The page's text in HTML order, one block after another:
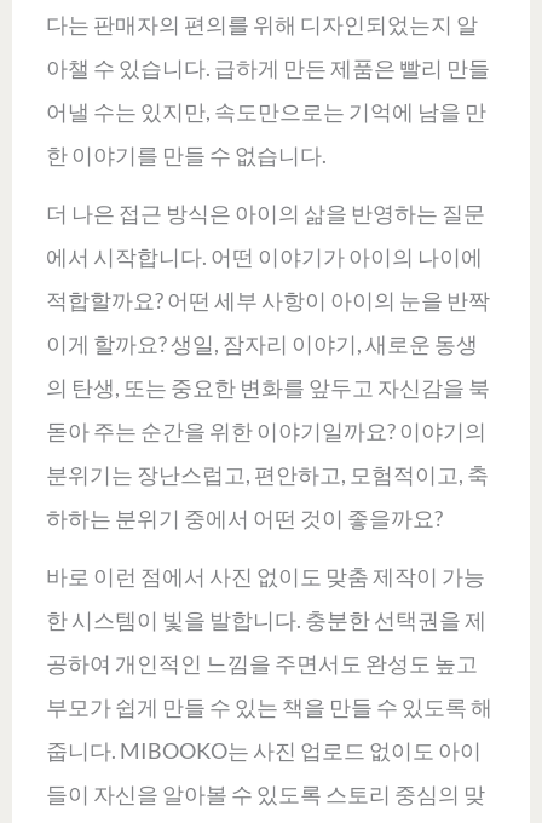
다는 판매자의 편의를 위해 디자인되었는지 알
아챌 수 있습니다. 급하게 만든 제품은 빨리 만들
어낼 수는 있지만, 속도만으로는 기억에 남을 만
한 이야기를 만들 수 없습니다.
더 나은 접근 방식은 아이의 삶을 반영하는 질문
에서 시작합니다. 어떤 이야기가 아이의 나이에
적합할까요? 어떤 세부 사항이 아이의 눈을 반짝
이게 할까요? 생일, 잠자리 이야기, 새로운 동생
의 탄생, 또는 중요한 변화를 앞두고 자신감을 북
돋아 주는 순간을 위한 이야기일까요? 이야기의
분위기는 장난스럽고, 편안하고, 모험적이고, 축
하하는 분위기 중에서 어떤 것이 좋을까요?
바로 이런 점에서 사진 없이도 맞춤 제작이 가능
한 시스템이 빛을 발합니다. 충분한 선택권을 제
공하여 개인적인 느낌을 주면서도 완성도 높고
부모가 쉽게 만들 수 있는 책을 만들 수 있도록 해
줍니다. MIBOOKO는 사진 업로드 없이도 아이
들이 자신을 알아볼 수 있도록 스토리 중심의 맞